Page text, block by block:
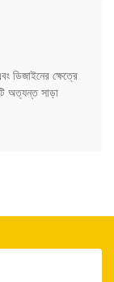
ডিজাইনের ক্ষেত্রে
অত্যন্ত সাড়া